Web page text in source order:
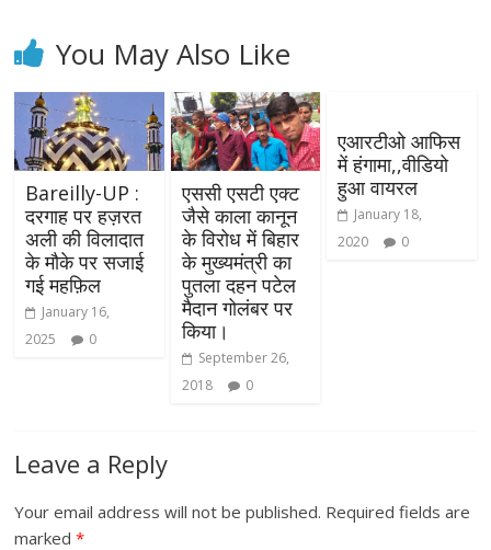
You May Also Like
Bareilly-UP :
दरगाह पर हज़रत
अली की विलादात
के मौके पर सजाई
गई महफ़िल
January 16,
2025
0
एससी एसटी एक्ट
जैसे काला कानून
के विरोध में बिहार
के मुख्यमंत्री का
पुतला दहन पटेल
मैदान गोलंबर पर
किया।
September 26,
2018
0
एआरटीओ आफिस
में हंगामा,,वीडियो
हुआ वायरल
January 18,
2020
0
Leave a Reply
Your email address will not be published. Required fields are
marked*